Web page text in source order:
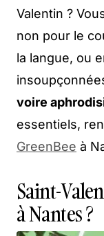
Valentin ?
non pour le
la langue, ou
voire
essentiels,
GreenBee à
Saint-
à Nantes ?